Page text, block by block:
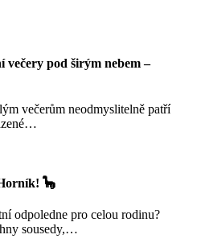
pod širým nebem –
večerům neodmyslitelně patří
🦕
odpoledne pro celou rodinu?
sousedy,…